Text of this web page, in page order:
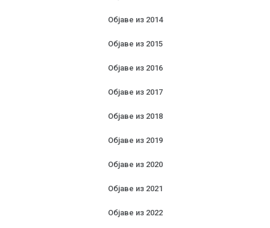
Објаве из 2014
Објаве из 2015
Објаве из 2016
Објаве из 2017
Објаве из 2018
Објаве из 2019
Објаве из 2020
Објаве из 2021
Објаве из 2022